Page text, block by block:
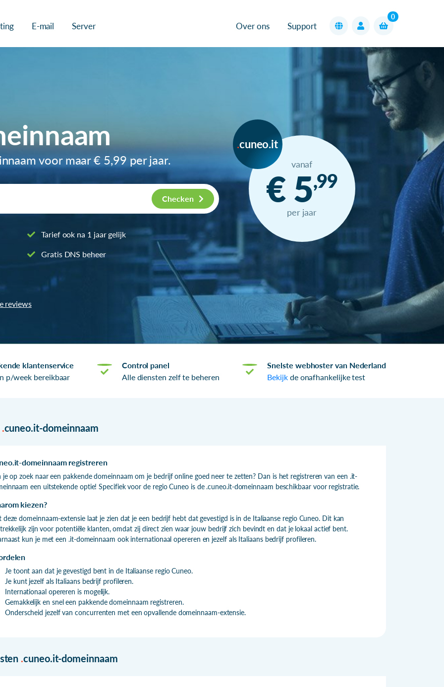
E-mail Server Over ons Support
0
voor maar€ 5,99 per jaar.
Checken
Tarief ook na 1 jaar gelijk
Gratis DNS beheer
cuneo.it
vanaf
€ 5,99
per jaar
reviews
klantenservice
p/week bereikbaar
Control panel
Alle diensten zelf te beheren
Snelste webhoster van Nederland
Bekijkde onafhankelijke test
.cuneo.it-domeinnaam
domeinnaam registreren
je op zoek naar een pakkende domeinnaam om je bedrijf online goed neer te zetten? Dan is het registreren van een .it-
een uitstekende optie! Specifiek voor de regio Cuneo is de .cuneo.it-domeinnaam beschikbaar voor registratie.
kiezen?
deze domeinnaam-extensie laat je zien dat je een bedrijf hebt dat gevestigd is in de Italiaanse regio Cuneo. Dit kan
zijn voor potentiële klanten, omdat zij direct zien waar jouw bedrijf zich bevindt en dat je lokaal actief bent.
kun je met een .it-domeinnaam ook internationaal opereren en jezelf als Italiaans bedrijf profileren.
Je toont aan dat je gevestigd bent in de Italiaanse regio Cuneo.
Je kunt jezelf als Italiaans bedrijf profileren.
Internationaal opereren is mogelijk.
Gemakkelijk en snel een pakkende domeinnaam registreren.
Onderscheid jezelf van concurrenten met een opvallende domeinnaam-extensie.
.cuneo.it-domeinnaam